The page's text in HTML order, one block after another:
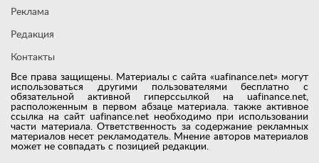
Все права защищены. Материалы с сайта «uafinance.net» могут
использоваться другими пользователями бесплатно с
обязательной активной гиперссылкой на uafinance.net,
расположенным в первом абзаце материала. также активное
ссылка на сайт uafinance.net необходимо при использовании
части материала. Ответственность за содержание рекламных
материалов несет рекламодатель. Мнение авторов материалов
может не совпадать с позицией редакции.
Реклама
Редакция
Контакты